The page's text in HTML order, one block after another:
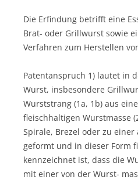
Die Erfindung betrifft eine
Brat- oder Grillwurst sowie
Verfahren zum Herstellen
Patentanspruch 1) lautet in
Wurst, insbesondere
Wurststrang (1a, 1b) aus
fleischhaltigen Wurstmasse
Spirale, Brezel oder zu
geformt und in dieser Form
kennzeichnet ist, dass die
mit einer von der Wurst-